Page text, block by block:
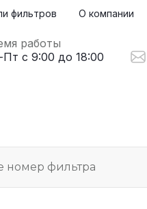
фильтров О компании
работы
с 9:00 до 18:00